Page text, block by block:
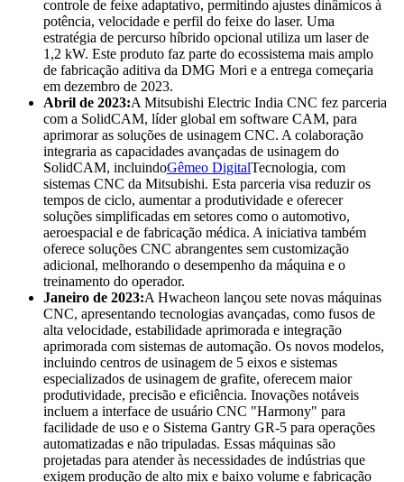
controle de feixe adaptativo, permitindo ajustes dinâmicos à
potência, velocidade e perfil do feixe do laser. Uma
estratégia de percurso híbrido opcional utiliza um laser de
1,2 kW. Este produto faz parte do ecossistema mais amplo
de fabricação aditiva da DMG Mori e a entrega começaria
em dezembro de 2023.
Abril de 2023:A Mitsubishi Electric India CNC fez parceria
com a SolidCAM, líder global em software CAM, para
aprimorar as soluções de usinagem CNC. A colaboração
integraria as capacidades avançadas de usinagem do
SolidCAM, incluindoGêmeo DigitalTecnologia, com
sistemas CNC da Mitsubishi. Esta parceria visa reduzir os
tempos de ciclo, aumentar a produtividade e oferecer
soluções simplificadas em setores como o automotivo,
aeroespacial e de fabricação médica. A iniciativa também
oferece soluções CNC abrangentes sem customização
adicional, melhorando o desempenho da máquina e o
treinamento do operador.
Janeiro de 2023:A Hwacheon lançou sete novas máquinas
CNC, apresentando tecnologias avançadas, como fusos de
alta velocidade, estabilidade aprimorada e integração
aprimorada com sistemas de automação. Os novos modelos,
incluindo centros de usinagem de 5 eixos e sistemas
especializados de usinagem de grafite, oferecem maior
produtividade, precisão e eficiência. Inovações notáveis ​​
incluem a interface de usuário CNC "Harmony" para
facilidade de uso e o Sistema Gantry GR-5 para operações
automatizadas e não tripuladas. Essas máquinas são
projetadas para atender às necessidades de indústrias que
exigem produção de alto mix e baixo volume e fabricação